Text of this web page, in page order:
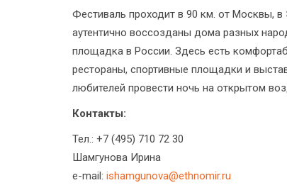
Фестиваль проходит в 90 км. от Москвы,
аутентично воссозданы дома разных
площадка в России. Здесь есть
рестораны, спортивные площадки и
любителей провести ночь на открытом
Контакты:
Тел.: +7 (495) 710 72 30
Шамгунова Ирина
e-mail: ishamgunova@ethnomir.ru